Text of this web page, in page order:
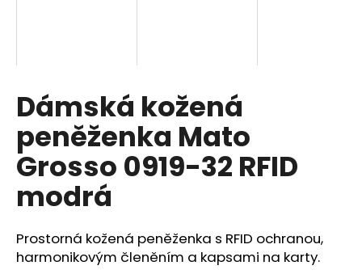
Dámská kožená
peněženka Mato
Grosso 0919-32 RFID
modrá
Prostorná kožená peněženka s RFID ochranou,
harmonikovým členěním a kapsami na karty.
D
o
p
o
r
u
č
j
e